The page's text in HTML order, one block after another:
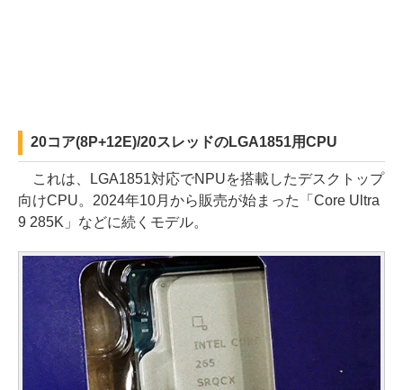
20コア(8P+12E)/20スレッドのLGA1851用CPU
これは、LGA1851対応でNPUを搭載したデスクトップ
向けCPU。2024年10月から販売が始まった「Core Ultra
9 285K」などに続くモデル。